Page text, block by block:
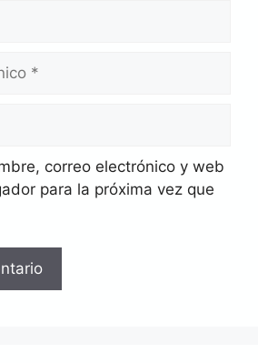
correo electrónico y web
para la próxima vez que